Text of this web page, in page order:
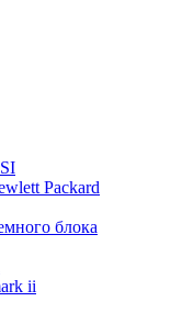
Packard
блока
ii